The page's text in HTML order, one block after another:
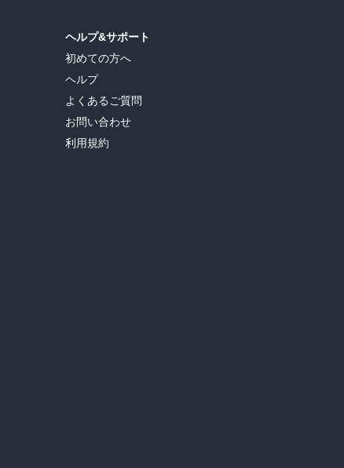
ヘルプ&サポート
初めての方へ
ヘルプ
よくあるご質問
お問い合わせ
利用規約